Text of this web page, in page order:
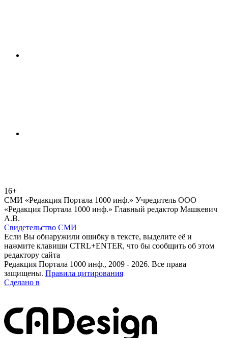
16+
СМИ «Редакция Портала 1000 инф.» Учредитель ООО
«Редакция Портала 1000 инф.» Главный редактор Машкевич
А.В.
Свидетельство СМИ
Если Вы обнаружили ошибку в тексте, выделите её и
нажмите клавиши CTRL+ENTER, что бы сообщить об этом
редактору сайта
Редакция Портала 1000 инф., 2009 - 2026. Все права
защищены. Правила цитирования
Сделано в